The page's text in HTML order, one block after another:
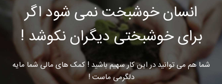
انسان خوشبخت نمی شود اگر
برای خوشبختی دیگران نکوشد !
شما هم می توانید در این کار سهیم باشید ! کمک های مالی شما مایه
دلگرمی ماست !